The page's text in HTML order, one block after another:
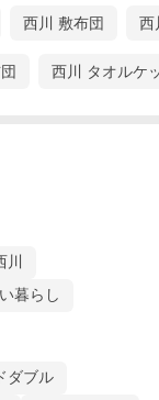
西川 敷布団 西
西川 タオルケ
川
暮らし
ダブル